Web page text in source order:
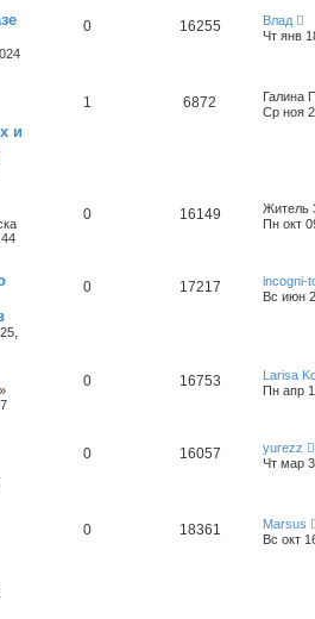
0 16255
Влад
Чт янв
и
1 6872
Галина
Ср ноя
0 16149
Житель
Пн окт
0 17217
incogni-
Вс июн
»
0 16753
Larisa
Пн апр
0 16057
yurezz
Чт мар
0 18361
Marsus
Вс окт